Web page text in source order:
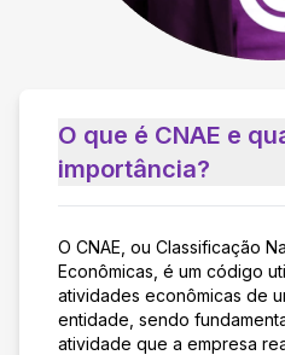
O que é CNAE e
importância?
O CNAE, ou Classificação
Econômicas, é um código
atividades econômicas de
entidade, sendo
atividade que a empresa